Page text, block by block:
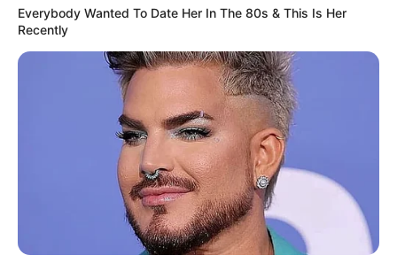
7 – 1 – 6 – 9 – 14
Meilleur pronostic Quinté du Jour
4 – 7 – 11 – 1 – 8 – 6 – 9 – 2
Le Quinté du jour selon votre horoscope
Découvrez pour le fun ou plus sérieusement ce que
Everybody Wanted To Date Her In The 80s & This Is Her
Recently